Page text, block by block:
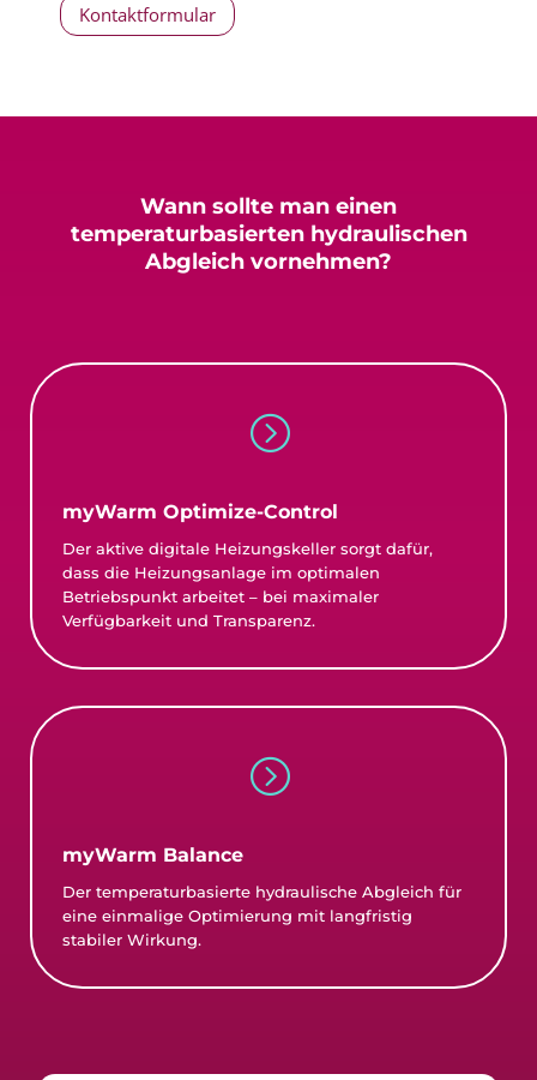
Kontaktformular
Wann sollte man einen
temperaturbasierten hydraulischen
Abgleich vornehmen?
=
myWarm Optimize-Control
Der aktive digitale Heizungskeller sorgt dafür,
dass die Heizungsanlage im optimalen
Betriebspunkt arbeitet – bei maximaler
Verfügbarkeit und Transparenz.
=
myWarm Balance
Der temperaturbasierte hydraulische Abgleich für
eine einmalige Optimierung mit langfristig
stabiler Wirkung.